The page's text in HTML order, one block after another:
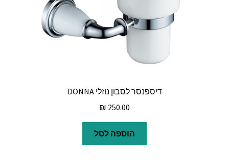
דיספנסר לסבון נוזלי DONNA
₪ 250.00
הוספה לסל